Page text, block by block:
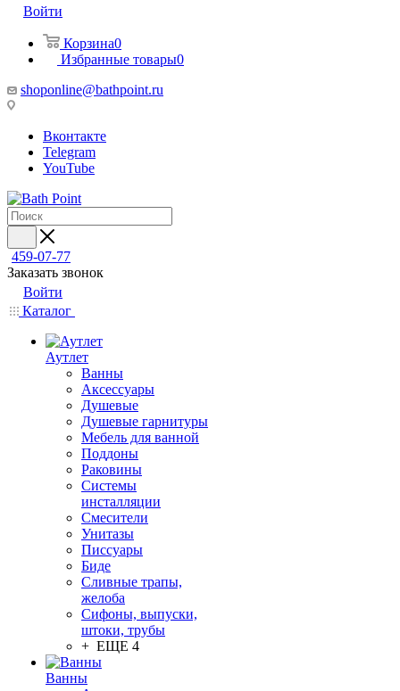
Войти
Корзина0
Избранные товары0
shoponline@bathpoint.ru
Вконтакте
Telegram
YouTube
459-07-77
Заказать звонок
Войти
Каталог
Аутлет
Ванны
Аксессуары
Душевые
Душевые гарнитуры
Мебель для ванной
Поддоны
Раковины
Системы
инсталляции
Смесители
Унитазы
Писсуары
Биде
Сливные трапы,
желоба
Сифоны, выпуски,
штоки, трубы
+ ЕЩЕ 4
Ванны